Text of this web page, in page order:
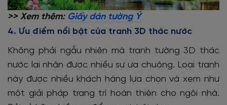
>> Xem thêm: Giấy dán tường Ý
4. Ưu điểm nổi bật của tranh 3D thác nước
Không phải ngẫu nhiên mà tranh tường 3D thác
nước lại nhận được nhiều sự ưa chuộng. Loại tranh
này được nhiều khách hàng lựa chọn và xem như
một giải pháp trang trí hoàn thiện cho ngôi nhà.